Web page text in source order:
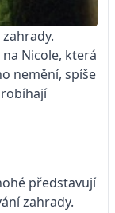
Nicole, která
nemění, spíše
představují
zahrady.